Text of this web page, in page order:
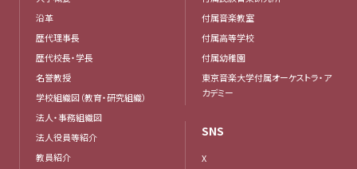
沿革
歴代理事長
歴代校長・学長
名誉教授
学校組織図（教育・研究組織）
法人・事務組織図
法人役員等紹介
教員紹介
付属音楽教室
付属高等学校
付属幼稚園
東京音楽大学付属オーケストラ・ア
カデミー
SNS
X